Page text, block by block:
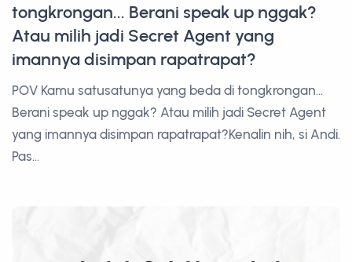
tongkrongan... Berani speak up nggak?
Atau milih jadi Secret Agent yang
imannya disimpan rapatrapat?
POV Kamu satusatunya yang beda di tongkrongan...
Berani speak up nggak? Atau milih jadi Secret Agent
yang imannya disimpan rapatrapat?Kenalin nih, si Andi.
Pas...